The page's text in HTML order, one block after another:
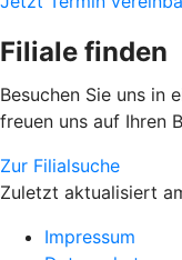
Filiale finden
Besuchen Sie uns in
freuen uns auf Ihren
Zur Filialsuche
Zuletzt aktualisiert
Impressum